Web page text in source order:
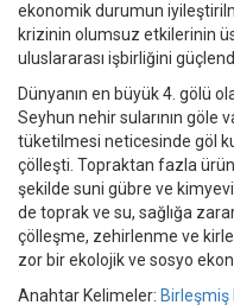
ekonomik durumun
krizinin olumsuz etkilerinin
uluslararası işbirliğini
Dünyanın en büyük 4. gölü
Seyhun nehir sularının göle
tüketilmesi neticesinde göl
çölleşti. Topraktan fazla
şekilde suni gübre ve
de toprak ve su, sağlığa
çölleşme, zehirlenme ve
zor bir ekolojik ve sosyo
Anahtar Kelimeler: Birleşmiş